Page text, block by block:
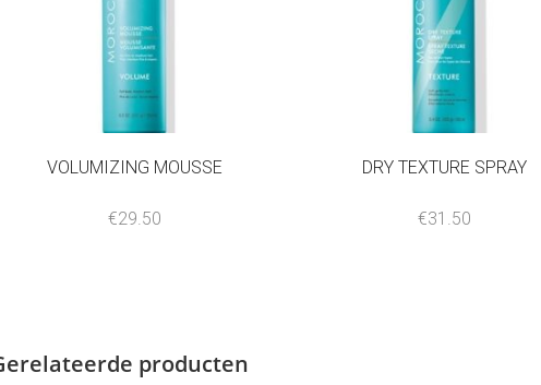
VOLUMIZING MOUSSE
€29.50
DRY TEXTURE SPRAY
€31.50
producten